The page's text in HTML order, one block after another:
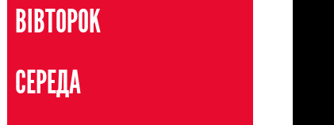
ВІВТОРОК
СЕРЕДА